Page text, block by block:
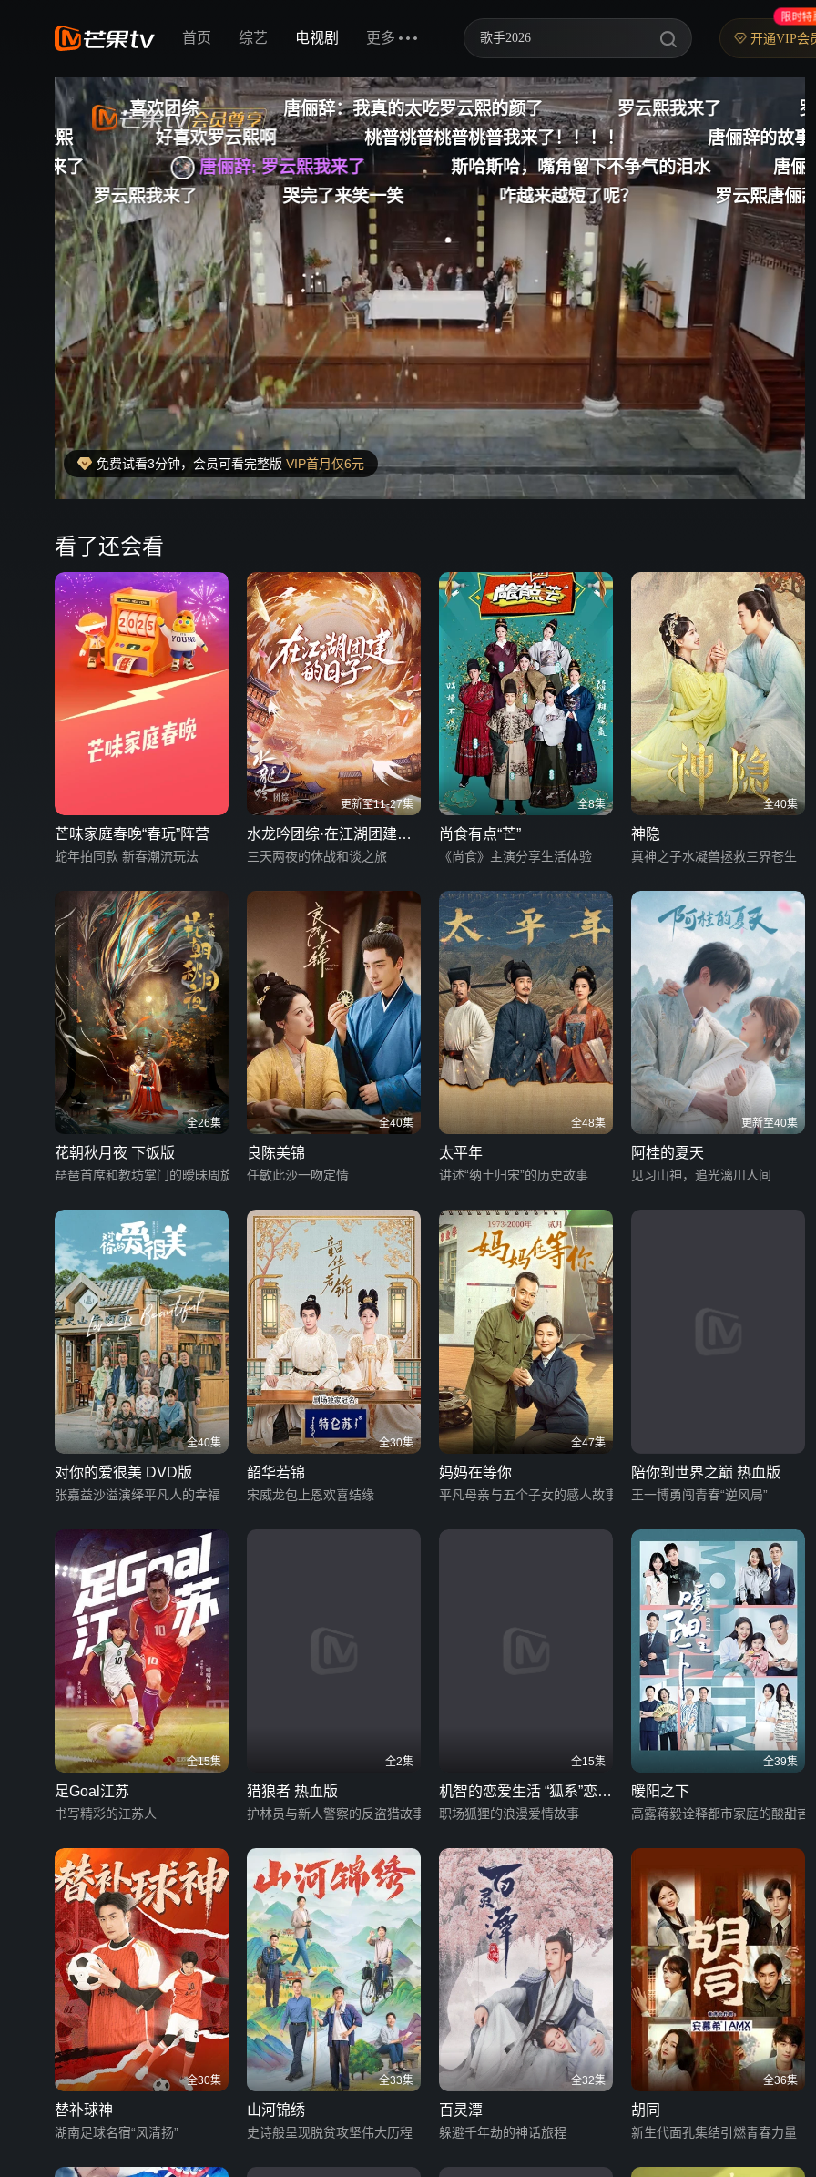
首页 综艺 电视剧 更多
密室大逃脱 第八季
御廷谣
中餐厅·南洋拾光季
快乐老家
野狗骨头
忙忙碌碌寻宝藏2
我们的宿舍·归心季
爸爸当家 第五季
开通VIP会
限时特
唐俪辞：我真的太吃罗云熙的颜了 罗云熙我来了
罗云熙唐俪辞，龙章凤姿，
罗云熙啊
桃普桃普桃普桃普我来了！！！！
唐俪辞的故事因罗云熙精彩超绝！
俪辞:罗云熙我来了 斯哈斯哈，嘴角留下不争气的泪水
唐俪辞：沉溺于罗云熙，无法自
哭完了来笑一笑
咋越来越短了呢？ 罗云熙唐俪辞我来了 罗云熙，
免费试看3分钟，会员可看完整版 VIP首月仅6元
看了还会看
芒味家庭春晚“春玩”阵营
蛇年拍同款 新春潮流玩法
更新至11-27集
水龙吟团综·在江湖团建的
日子
三天两夜的休战和谈之旅
全8集
尚食有点“芒”
《尚食》主演分享生活体验
全40集
神隐
真神之子水凝兽拯救三界苍生
全26集
花朝秋月夜 下饭版
琵琶首席和教坊掌门的暧昧周旋
全40集
良陈美锦
任敏此沙一吻定情
全48集
太平年
讲述“纳土归宋”的历史故事
更新至40集
阿桂的夏天
见习山神，追光漓川人间
全40集
对你的爱很美 DVD版
张嘉益沙溢演绎平凡人的幸福
全30集
韶华若锦
宋威龙包上恩欢喜结缘
全47集
妈妈在等你
平凡母亲与五个子女的感人故事
陪你到世界之巅 热血版
王一博勇闯青春“逆风局”
全15集
足Goal江苏
书写精彩的江苏人
全2集
猎狼者 热血版
护林员与新人警察的反盗猎故事
全15集
机智的恋爱生活 “狐系”恋爱
手册
职场狐狸的浪漫爱情故事
全39集
暖阳之下
高露蒋毅诠释都市家庭的酸甜苦
全30集
替补球神
湖南足球名宿“风清扬”
全33集
山河锦绣
史诗般呈现脱贫攻坚伟大历程
全32集
百灵潭
躲避千年劫的神话旅程
全36集
胡同
新生代面孔集结引燃青春力量